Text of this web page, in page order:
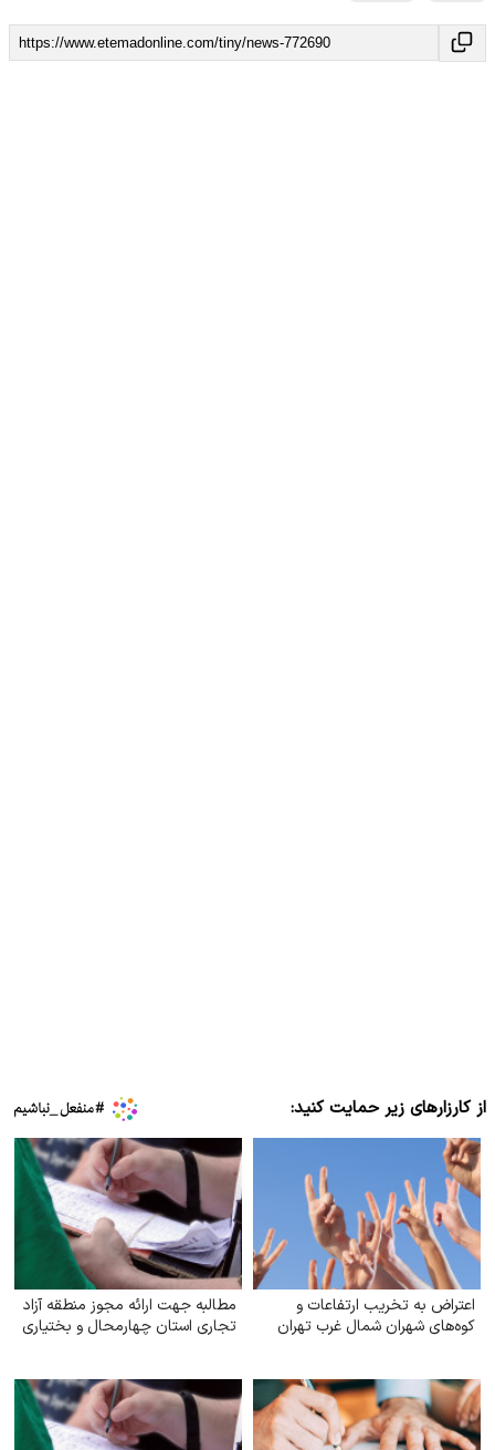
از کارزارهای زیر حمایت کنید:
اعتراض به تخریب ارتفاعات و
کوه‌های شهران شمال غرب تهران
مطالبه جهت ارائه مجوز منطقه آزاد
تجاری استان چهارمحال و بختیاری